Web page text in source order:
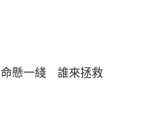
命懸一綫 誰來拯救